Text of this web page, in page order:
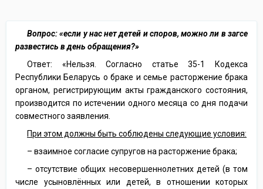
Вопрос: «если у нас нет детей и споров, можно ли в загсе
развестись в день обращения?»
Ответ: «Нельзя. Согласно статье 35-1 Кодекса
Республики Беларусь о браке и семье расторжение брака
органом, регистрирующим акты гражданского состояния,
производится по истечении одного месяца со дня подачи
совместного заявления.
При этом должны быть соблюдены следующие условия:
– взаимное согласие супругов на расторжение брака;
– отсутствие общих несовершеннолетних детей (в том
числе усыновлённых или детей, в отношении которых